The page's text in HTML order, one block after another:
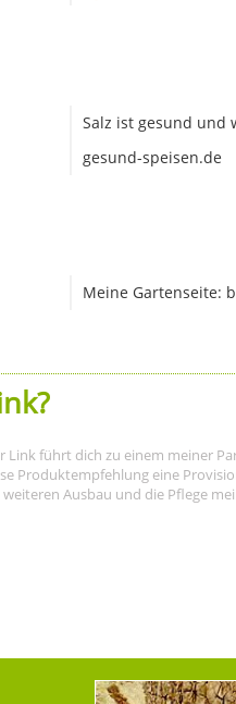
Salz ist gesund und
gesund-speisen.de
Meine Gartenseite:
führt dich zu einem meiner
Produktempfehlung eine
Ausbau und die Pflege